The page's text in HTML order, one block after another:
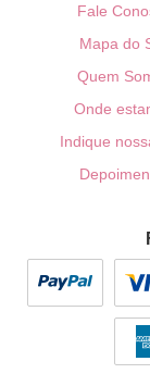
Fale
Mapa do
Quem
Onde
Indique